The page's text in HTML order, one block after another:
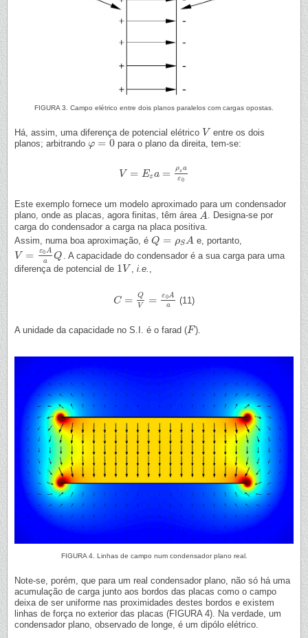
FIGURA 3. Campo elétrico entre dois planos paralelos com cargas opostas.
Há, assim, uma diferença de potencial elétrico V
V entre os dois
planos; arbitrando φ = 0
φ=0 para o plano da direita, tem-se:
V = Ez a = ρsa
ε0
V= Ez a=ρs aε0
Este exemplo fornece um modelo aproximado para um condensador
plano, onde as placas, agora finitas, têm área A
A . Designa-se por
carga do condensador a carga na placa positiva.
Assim, numa boa aproximação, é Q = ρSA
Q= ρS A e, portanto,
V = ε0A
a
Q
V= ε0 AaQ
. A capacidade do condensador é a sua carga para uma
diferença de potencial de 1 V
1 V i.e.
C =
Q
V
= ε0 A
a
C= QV=ε 0A a (11)
A unidade da capacidade no S.I. é o farad (F
F ).
FIGURA 4. Linhas de campo num condensador plano real.
Note-se, porém, que para um real condensador plano, não só há uma
acumulação de carga junto aos bordos das placas como o campo
deixa de ser uniforme nas proximidades destes bordos e existem
linhas de força no exterior das placas (FIGURA 4). Na verdade, um
condensador plano, observado de longe, é um dipólo elétrico.